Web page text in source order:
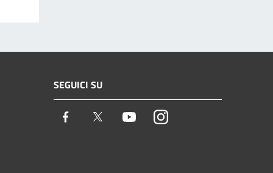
SEGUICI SU
Facebook Twitter YoutubeInstagram